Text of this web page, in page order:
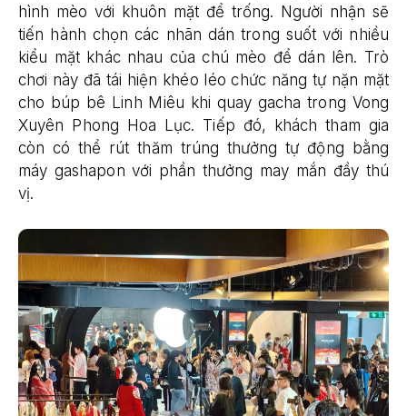
hình mèo với khuôn mặt để trống. Người nhận sẽ
tiến hành chọn các nhãn dán trong suốt với nhiều
kiểu mặt khác nhau của chú mèo để dán lên. Trò
chơi này đã tái hiện khéo léo chức năng tự nặn mặt
cho búp bê Linh Miêu khi quay gacha trong Vong
Xuyên Phong Hoa Lục. Tiếp đó, khách tham gia
còn có thể rút thăm trúng thưởng tự động bằng
máy gashapon với phần thưởng may mắn đầy thú
vị.